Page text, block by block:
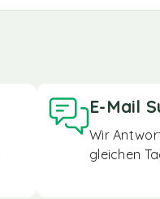
E-Mail
Wir
gleichen